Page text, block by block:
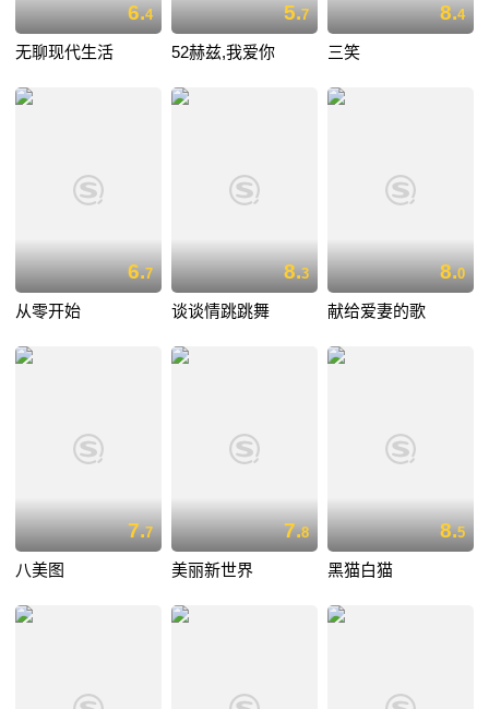
6.4
无聊现代生活
5.7
52赫兹,我爱你
8.4
三笑
6.7
从零开始
8.3
谈谈情跳跳舞
8.0
献给爱妻的歌
7.7
八美图
7.8
美丽新世界
8.5
黑猫白猫